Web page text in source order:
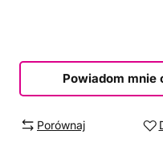
Powiadom mnie
Porównaj